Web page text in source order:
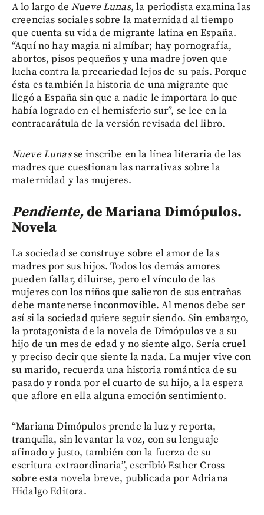
A lo largo deNueve Lunas, la periodista examina las
creencias sociales sobre la maternidad al tiempo
que cuenta su vida de migrante latina en España.
“Aquí no hay magia ni almíbar; hay pornografía,
abortos, pisos pequeños y una madre joven que
lucha contra la precariedad lejos de su país. Porque
ésta es también la historia de una migrante que
llegó a España sin que a nadie le importara lo que
había logrado en el hemisferio sur”, se lee en la
contracarátula de la versión revisada del libro.
Nueve Lunasse inscribe en la línea literaria de las
madres que cuestionan las narrativas sobre la
maternidad y las mujeres.
Pendiente,de Mariana Dimópulos.
Novela
La sociedad se construye sobre el amor de las
madres por sus hijos. Todos los demás amores
pueden fallar, diluirse, pero el vínculo de las
mujeres con los niños que salieron de sus entrañas
debe mantenerse inconmovible. Al menos debe ser
así si la sociedad quiere seguir siendo. Sin embargo,
la protagonista de la novela de Dimópulos ve a su
hijo de un mes de edad y no siente algo. Sería cruel
y preciso decir que siente la nada. La mujer vive con
su marido, recuerda una historia romántica de su
pasado y ronda por el cuarto de su hijo, a la espera
que aflore en ella alguna emoción sentimiento.
“Mariana Dimópulos prende la luz y reporta,
tranquila, sin levantar la voz, con su lenguaje
afinado y justo, también con la fuerza de su
escritura extraordinaria”, escribió Esther Cross
sobre esta novela breve, publicada por Adriana
Hidalgo Editora.